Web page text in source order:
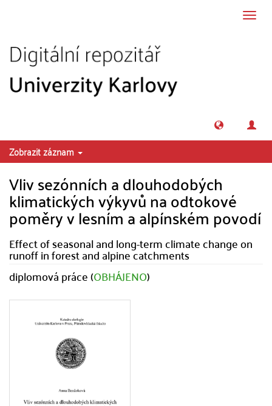
Zobrazit záznam
Vliv sezónních a dlouhodobých
klimatických výkyvů na odtokové
poměry v lesním a alpínském povodí
Effect of seasonal and long-term climate change on
runoff in forest and alpine catchments
diplomová práce (OBHÁJENO)